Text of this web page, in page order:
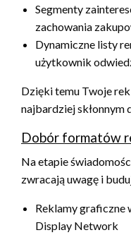
Segmenty
zachowania
Dynamiczne listy
użytkownik
Dzięki temu Twoje
najbardziej skłonnym
Dobór formatów
Na etapie
zwracają uwagę i
Reklamy graficzne
Display Network